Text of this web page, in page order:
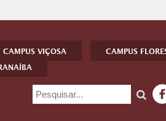
CAMPUS VIÇOSA
CAMPUS